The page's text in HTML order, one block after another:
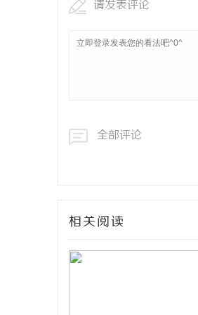
请发表评论
全部评论
相关阅读